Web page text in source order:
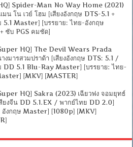
Spider-Man No Way Home (2021)
มน โน เวย์ โฮม [เสียงอังกฤษ DTS-5.1 +
5.1 Master] [บรรยาย: ไทย-อังกฤษ
ซับ PGS คมชัด]
HQ] The Devil Wears Prada
งมารสวมปราด้า [เสียงอังกฤษ DTS: 5.1 /
DD 5.1 Blu-Ray Master] [บรรยาย: ไทย-
[MKV] [MASTER]
HQ] Sakra (2023) เฉียวฟง จอมยุทธ์
ยงจีน DD 5.1.EX / พากย์ไทย DD 2.0]
อังกฤษ Master] [1080p] [MKV]